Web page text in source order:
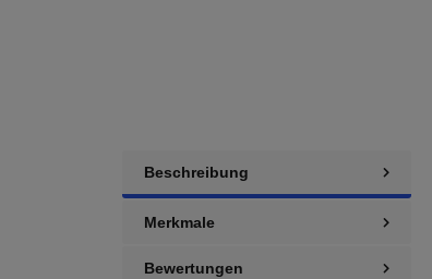
Beschreibung
Merkmale
Bewertungen